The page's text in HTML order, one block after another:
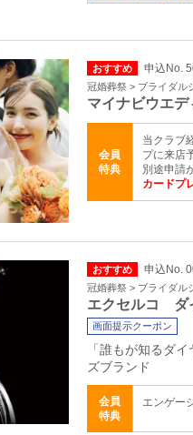
おすすめ 申込No.
冠婚葬祭 > ブライダル
マイナビウエデ
会員
特典
当クラブ
プに来店
別途申請
カードプ
おすすめ 申込No.
冠婚葬祭 > ブライダル
エクセルコ ダ
画面提示クーポン
「誰もが知るダ
ズブランド
会員
特典
エンゲー